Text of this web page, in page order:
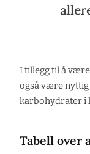
I tillegg til å
også være nyttig
karbohydrater i
Tabell over